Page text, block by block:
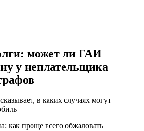
может ли ГАИ
у неплательщика
в каких случаях могут